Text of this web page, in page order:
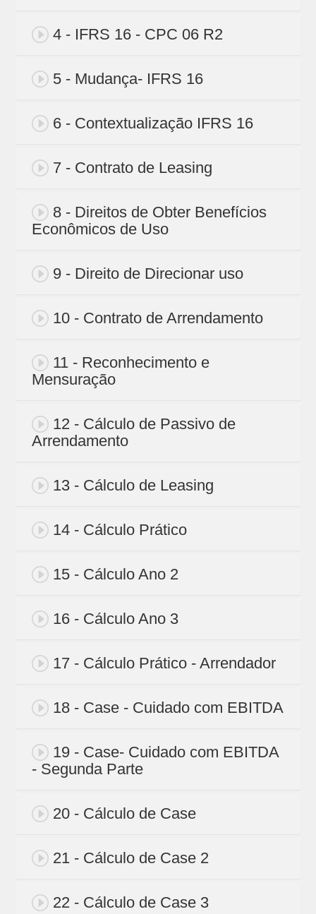
4 - IFRS 16 - CPC 06 R2
5 - Mudança- IFRS 16
6 - Contextualização IFRS 16
7 - Contrato de Leasing
8 - Direitos de Obter Benefícios
Econômicos de Uso
9 - Direito de Direcionar uso
10 - Contrato de Arrendamento
11 - Reconhecimento e
Mensuração
12 - Cálculo de Passivo de
Arrendamento
13 - Cálculo de Leasing
14 - Cálculo Prático
15 - Cálculo Ano 2
16 - Cálculo Ano 3
17 - Cálculo Prático - Arrendador
18 - Case - Cuidado com EBITDA
19 - Case- Cuidado com EBITDA
- Segunda Parte
20 - Cálculo de Case
21 - Cálculo de Case 2
22 - Cálculo de Case 3